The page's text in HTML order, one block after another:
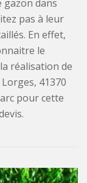
gazon dans
pas à leur
En effet,
le
réalisation de
41370
pour cette